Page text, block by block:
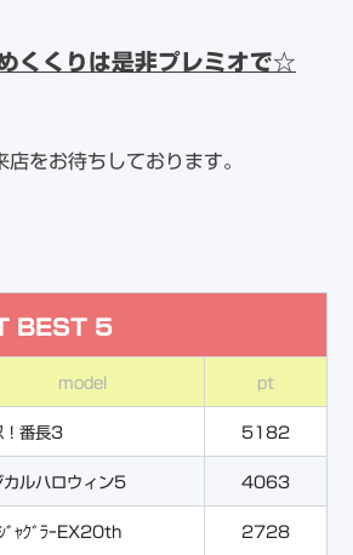
くくりは是非プレミオで☆
をお待ちしております。
BEST 5
model pt
！番長3 5182
カルハロウィン5 4063
ﾞｬｸﾞﾗｰEX20th 2728